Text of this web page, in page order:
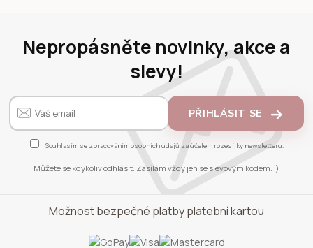
Nepropásněte novinky, akce a
slevy!
PŘIHLÁSIT SE
Souhlasím se zpracováním osobních údajů za účelem rozesílky newsletteru.
Můžete se kdykoliv odhlásit. Zasílám vždy jen se slevovým kódem. :)
Možnost bezpečné platby platební kartou